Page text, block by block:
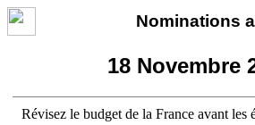
Nominations
18 Novembre
Révisez le budget de la France avant les